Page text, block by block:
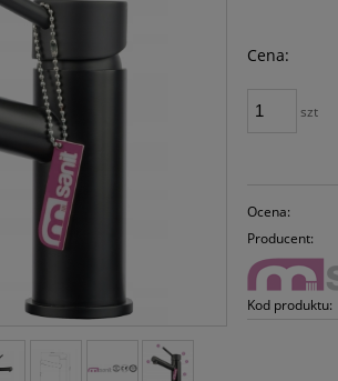
Cena:
szt
Ocena:
Producent:
Kod produktu: